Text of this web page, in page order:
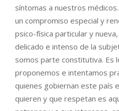
síntomas a nuestros
un compromiso especial y
psico-física particular y
delicado e intenso de la
somos parte constitutiva. Es
proponemos e intentamos
quienes gobiernan este país
quieren y que respetan es